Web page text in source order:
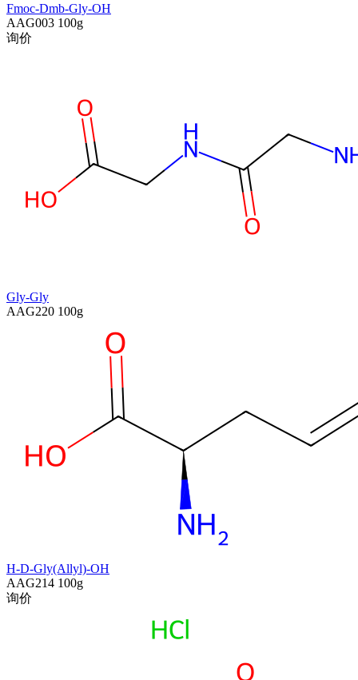
Fmoc-Dmb-Gly-OH
AAG003 100g
询价
Gly-Gly
AAG220 100g
H-D-Gly(Allyl)-OH
AAG214 100g
询价